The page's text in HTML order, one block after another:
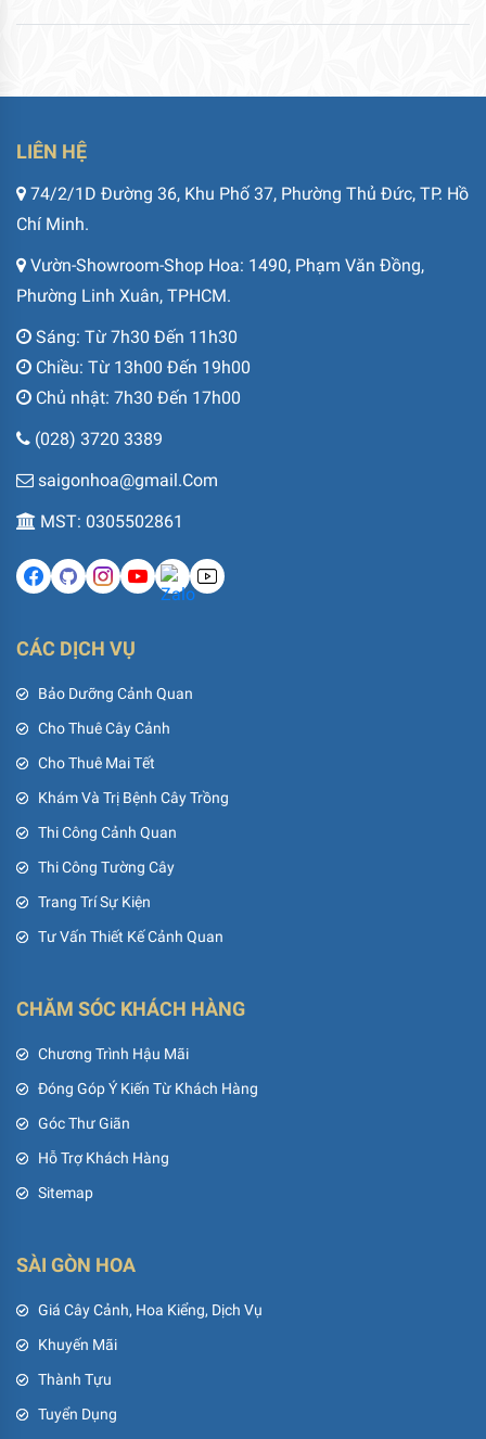
LIÊN HỆ
74/2/1D Đường 36, Khu Phố 37, Phường Thủ Đức, TP. Hồ
Chí Minh.
Vườn-Showroom-Shop Hoa: 1490, Phạm Văn Đồng,
Phường Linh Xuân, TPHCM.
Sáng: Từ 7h30 Đến 11h30
Chiều: Từ 13h00 Đến 19h00
Chủ nhật: 7h30 Đến 17h00
(028) 3720 3389
saigonhoa@gmail.Com
MST: 0305502861
CÁC DỊCH VỤ
Bảo Dưỡng Cảnh Quan
Cho Thuê Cây Cảnh
Cho Thuê Mai Tết
Khám Và Trị Bệnh Cây Trồng
Thi Công Cảnh Quan
Thi Công Tường Cây
Trang Trí Sự Kiện
Tư Vấn Thiết Kế Cảnh Quan
CHĂM SÓC KHÁCH HÀNG
Chương Trình Hậu Mãi
Đóng Góp Ý Kiến Từ Khách Hàng
Góc Thư Giãn
Hỗ Trợ Khách Hàng
Sitemap
SÀI GÒN HOA
Giá Cây Cảnh, Hoa Kiểng, Dịch Vụ
Khuyến Mãi
Thành Tựu
Tuyển Dụng